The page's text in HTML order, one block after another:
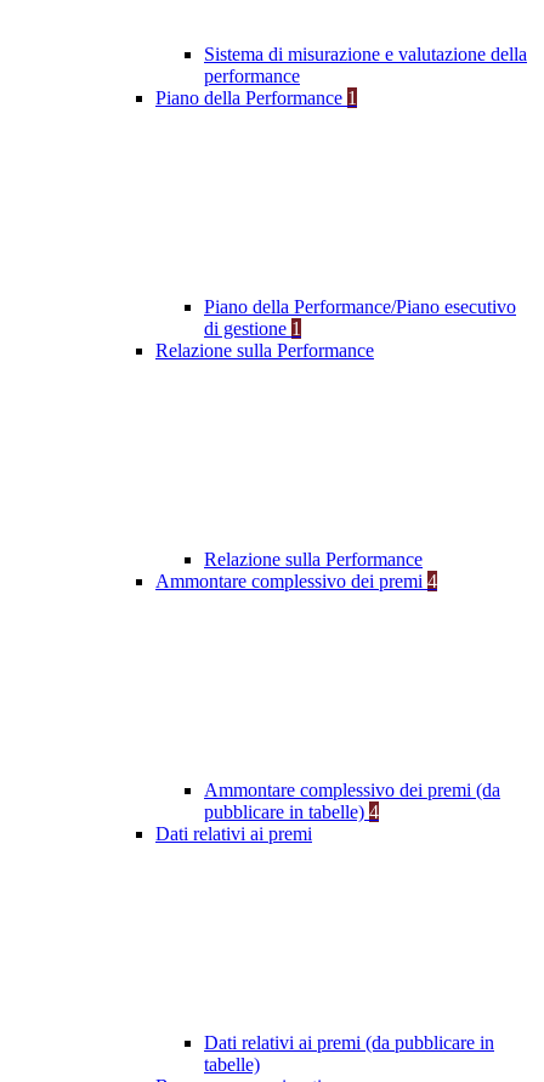
Sistema di misurazione e valutazione della
performance
Piano della Performance 1
Piano della Performance/Piano esecutivo
di gestione 1
Relazione sulla Performance
Relazione sulla Performance
Ammontare complessivo dei premi 4
Ammontare complessivo dei premi (da
pubblicare in tabelle) 4
Dati relativi ai premi
Dati relativi ai premi (da pubblicare in
tabelle)